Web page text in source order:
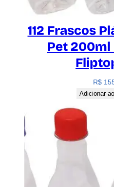
112 Frascos
Pet 200ml
R$
Adicionar